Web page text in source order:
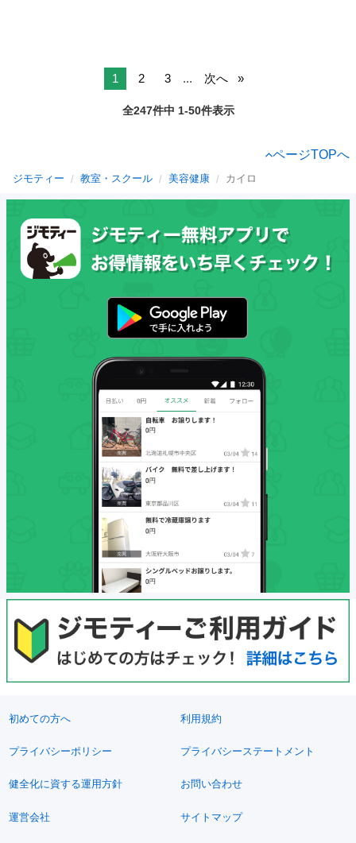
1 2 3 ... 次へ
全247件中 1-50件表示
ページTOPへ
ジモティー 教室・スクール 美容健康 カイロ
初めての方へ 利用規約
プライバシーポリシー プライバシーステートメント
健全化に資する運用方針 お問い合わせ
運営会社 サイトマップ